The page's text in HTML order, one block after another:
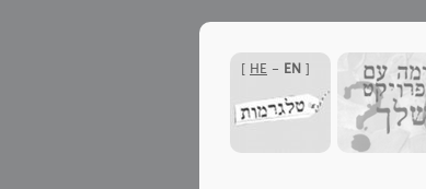
[
HE - EN
]